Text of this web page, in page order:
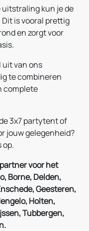
kun je de
Dit is vooral prettig
en zorgt voor
uit van ons
te combineren
complete
3x7 partytent of
jouw gelegenheid?
op.
voor het
Borne, Delden,
Geesteren,
Holten,
Tubbergen,